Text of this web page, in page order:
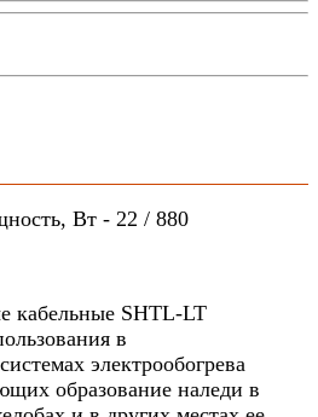
Вт - 22 / 880
кабельные SHTL-LT
в
электрообогрева
образование наледи в